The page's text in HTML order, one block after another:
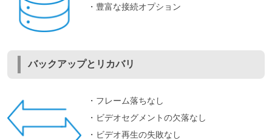
・豊富な接続オプション
バックアップとリカバリ
・フレーム落ちなし
・ビデオセグメントの欠落なし
・ビデオ再生の失敗なし